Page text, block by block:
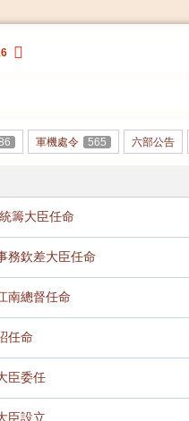
軍機處令 565 六部公告
籌大臣任命
務欽差大臣任命
南總督任命
任命
臣委任
臣設立